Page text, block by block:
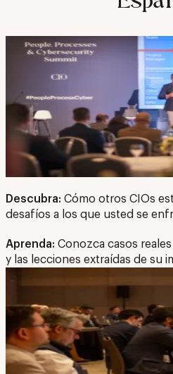
Descubra: Cómo otros CIOs
desafíos a los que usted se
Aprenda: Conozca casos
y las lecciones extraídas de su